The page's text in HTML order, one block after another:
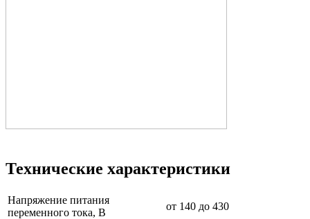
Технические характеристики
Напряжение питания
переменного тока, В
от 140 до 430